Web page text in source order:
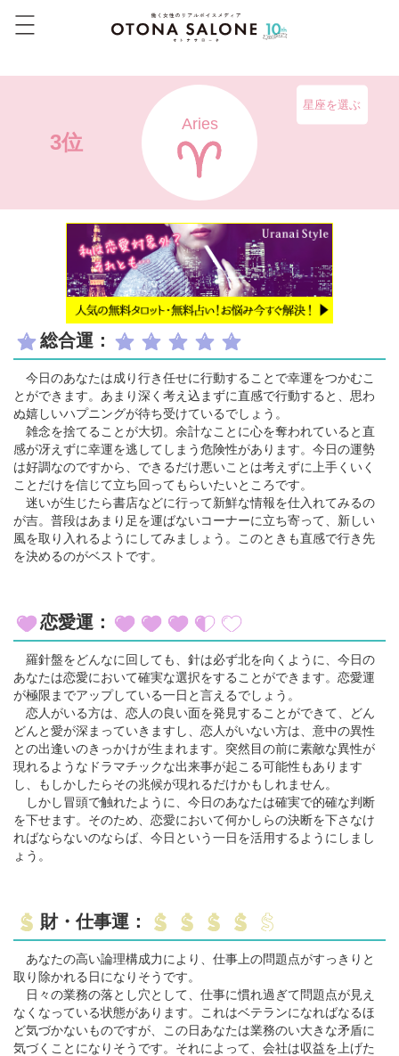
3位
Aries
星座を選ぶ
総合運：
今日のあなたは成り行き任せに行動することで幸運をつかむこ
とができます。あまり深く考え込まずに直感で行動すると、思わ
ぬ嬉しいハプニングが待ち受けているでしょう。
雑念を捨てることが大切。余計なことに心を奪われていると直
感が冴えずに幸運を逃してしまう危険性があります。今日の運勢
は好調なのですから、できるだけ悪いことは考えずに上手くいく
ことだけを信じて立ち回ってもらいたいところです。
迷いが生じたら書店などに行って新鮮な情報を仕入れてみるの
が吉。普段はあまり足を運ばないコーナーに立ち寄って、新しい
風を取り入れるようにしてみましょう。このときも直感で行き先
を決めるのがベストです。
恋愛運：
羅針盤をどんなに回しても、針は必ず北を向くように、今日の
あなたは恋愛において確実な選択をすることができます。恋愛運
が極限までアップしている一日と言えるでしょう。
恋人がいる方は、恋人の良い面を発見することができて、どん
どんと愛が深まっていきますし、恋人がいない方は、意中の異性
との出逢いのきっかけが生まれます。突然目の前に素敵な異性が
現れるようなドラマチックな出来事が起こる可能性もあります
し、もしかしたらその兆候が現れるだけかもしれません。
しかし冒頭で触れたように、今日のあなたは確実で的確な判断
を下せます。そのため、恋愛において何かしらの決断を下さなけ
ればならないのならば、今日という一日を活用するようにしまし
ょう。
財・仕事運：
あなたの高い論理構成力により、仕事上の問題点がすっきりと
取り除かれる日になりそうです。
日々の業務の落とし穴として、仕事に慣れ過ぎて問題点が見え
なくなっている状態があります。これはベテランになればなるほ
ど気づかないものですが、この日あなたは業務のい大きな矛盾に
気づくことになりそうです。それによって、会社は収益を上げた